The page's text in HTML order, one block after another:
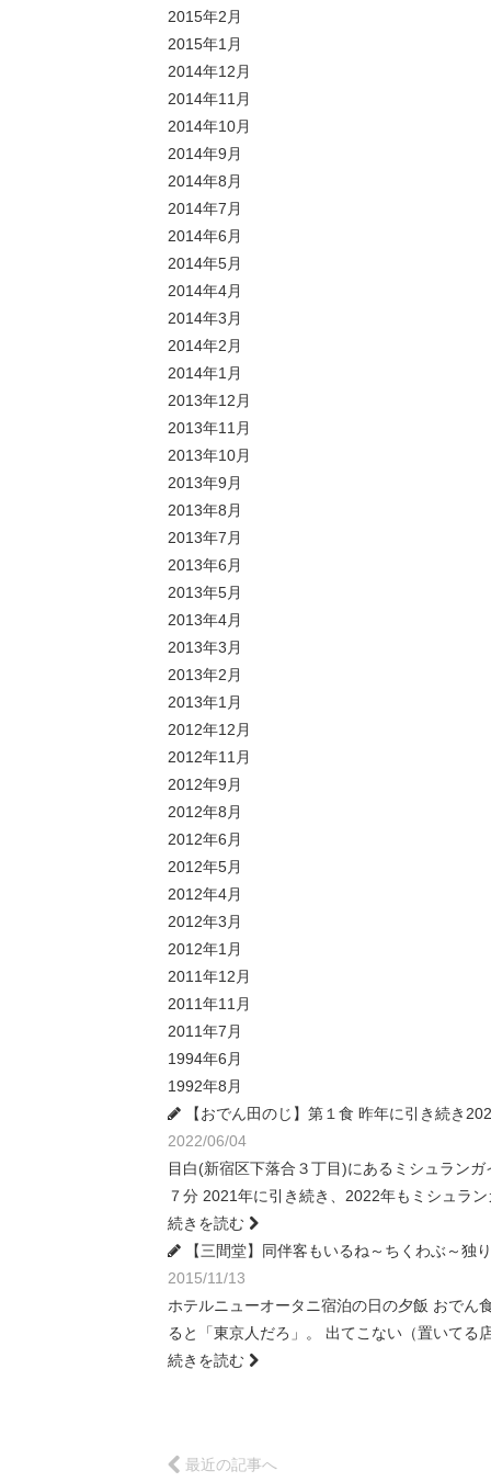
2015年2月
2015年1月
2014年12月
2014年11月
2014年10月
2014年9月
2014年8月
2014年7月
2014年6月
2014年5月
2014年4月
2014年3月
2014年2月
2014年1月
2013年12月
2013年11月
2013年10月
2013年9月
2013年8月
2013年7月
2013年6月
2013年5月
2013年4月
2013年3月
2013年2月
2013年1月
2012年12月
2012年11月
2012年9月
2012年8月
2012年6月
2012年5月
2012年4月
2012年3月
2012年1月
2011年12月
2011年11月
2011年7月
1994年6月
1992年8月
【おでん田のじ】第１食 昨年に引き続き
2022/06/04
目白(新宿区下落合３丁目)にあるミシュラン
７分 2021年に引き続き、2022年もミシュラ
続きを読む
【三間堂】同伴客もいるね～ちくわぶ～独
2015/11/13
ホテルニューオータニ宿泊の日の夕飯 おでん
ると「東京人だろ」。 出てこない（置いて
続きを読む
最近の記事へ